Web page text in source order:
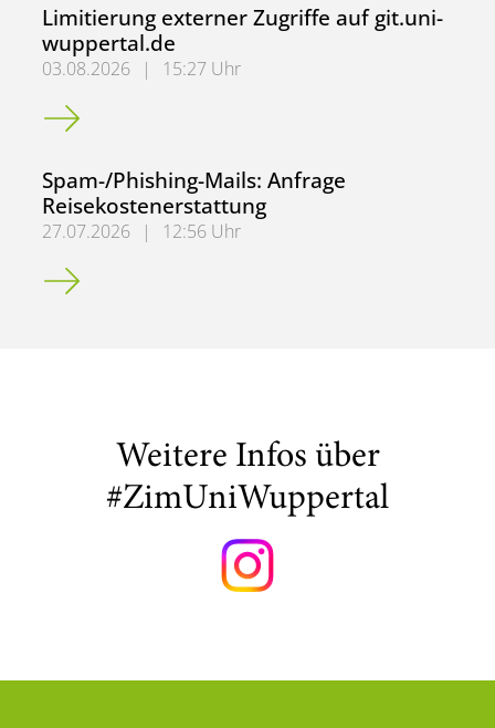
Limitierung externer Zugriffe auf git.uni-
wuppertal.de
03.08.2026 |
15:27 Uhr
Limitierung externer Zugriffe auf git.uni-wuppertal.de
Spam-/Phishing-Mails: Anfrage
Reisekostenerstattung
27.07.2026 |
12:56 Uhr
Spam-/Phishing-Mails: Anfrage Reisekostenerstattung
Weitere Infos über
#ZimUniWuppertal